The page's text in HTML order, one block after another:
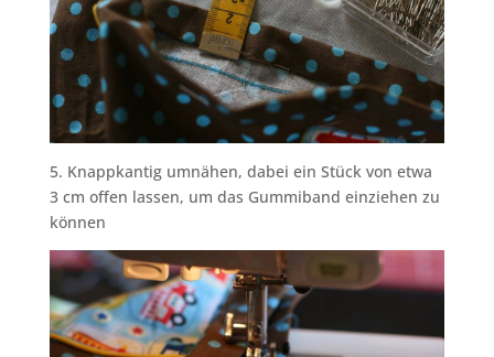
5. Knappkantig umnähen, dabei ein Stück von etwa
3 cm offen lassen, um das Gummiband einziehen zu
können